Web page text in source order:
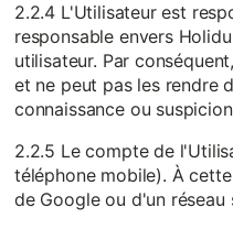
2.2.4 L'Utilisateur est
responsable envers
utilisateur. Par
et ne peut pas les rendre
connaissance ou
2.2.5 Le compte de
téléphone mobile). À
de Google ou d'un